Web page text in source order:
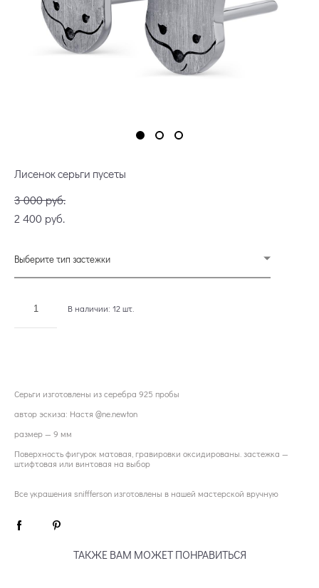
Лисенок серьги пусеты
3 000 pуб.
2 400 pуб.
Выберите тип застежки
В наличии: 12шт.
Серьги изготовлены из серебра 925 пробы
автор эскиза: Настя @ne.newton
размер — 9 мм
Поверхность фигурок матовая, гравировки оксидированы. застежка —
штифтовая или винтовая на выбор
Все украшения sniffferson изготовлены в нашей мастерской вручную
ТАКЖЕ ВАМ МОЖЕТ ПОНРАВИТЬСЯ